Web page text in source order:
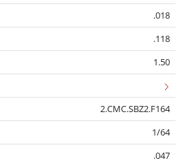
.018
.118
1.50
2.CMC.SBZ2.F164
1/64
.047